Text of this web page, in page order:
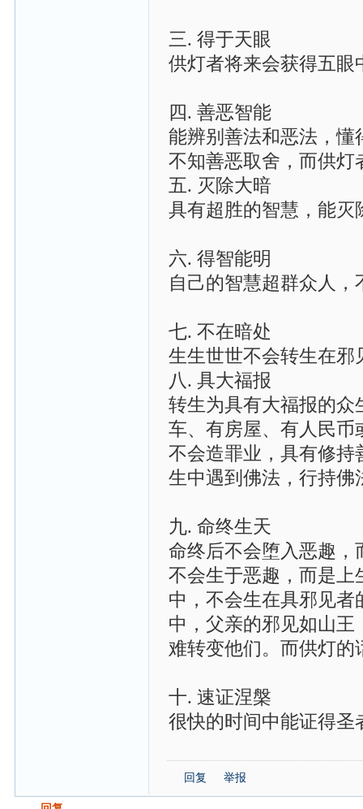
三. 得于天眼
供灯者将来会获得五眼
四. 善恶智能
能辨别善法和恶法，懂
不知善恶取舍，而供灯
五. 灭除大暗
具有超胜的智慧，能灭
六. 得智能明
自己的智慧超群众人
七. 不在暗处
生生世世不会转生在邪
八. 具大福报
转生为具有大福报的众
车、有房屋、有人民币
不会造罪业，具有修持
生中遇到佛法，行持佛
九. 命终生天
命终后不会堕入恶趣，
不会生于恶趣，而是上
中，不会生在具邪见
中，父亲的邪见如山
难转变他们。而供灯
十. 速证涅槃
很快的时间中能证得圣
回复 举报